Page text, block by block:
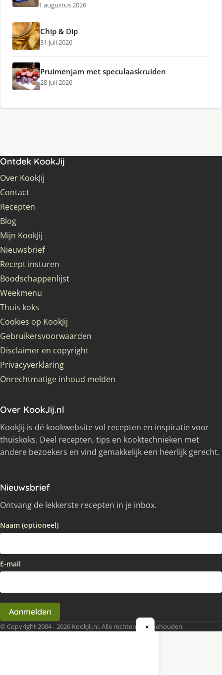
1 augustus 2026
Chip & Dip
31 juli 2026
Pruimenjam met speculaaskruiden
28 juli 2026
Ontdek KookJij
Over KookJij
Contact
Recepten
Blog
Mijn KookJij
Nieuwsbrief
Recept insturen
Boodschappenlijst
Weekmenu
Thuis koks
Cookies op KookJij
Gebruikersvoorwaarden
Disclaimer en copyright
Privacyverklaring
Onrechtmatige inhoud melden
Over KookJij.nl
KookJij is dé kookwebsite vol recepten en inspiratie voor
thuiskoks. Deel recepten, tips en kooktechnieken met
andere bezoekers en vind gemakkelijk een heerlijk gerecht.
Nieuwsbrief
Ontvang de lekkerste recepten in je inbox.
Naam (optioneel)
E-mail
Aanmelden
© Copyright 2004 - 2026 KookJij.nl, Alle rechten voorbehouden
×